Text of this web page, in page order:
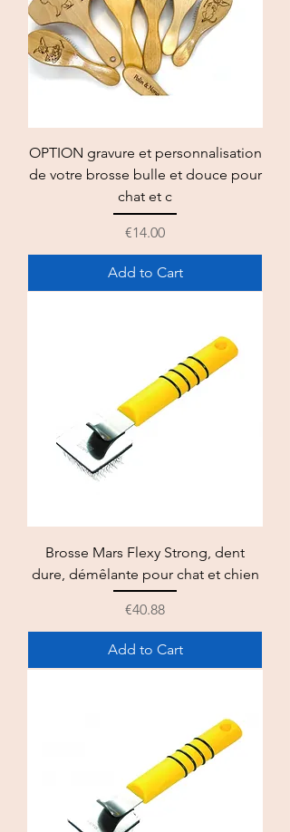
OPTION gravure et personnalisation
de votre brosse bulle et douce pour
chat et c
Price
€14.00
Add to Cart
Brosse Mars Flexy Strong, dent
dure, démêlante pour chat et chien
Price
€40.88
Add to Cart